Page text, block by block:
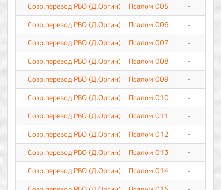
Совр.перевод РБО (Д.Оргин) Псалом 005 -
Совр.перевод РБО (Д.Оргин)
Псалом 006 -
Совр.перевод РБО (Д.Оргин)
Псалом 007 -
Совр.перевод РБО (Д.Оргин)
Псалом 008 -
Совр.перевод РБО (Д.Оргин)
Псалом 009 -
Совр.перевод РБО (Д.Оргин)
Псалом 010 -
Совр.перевод РБО (Д.Оргин)
Псалом 011 -
Совр.перевод РБО (Д.Оргин)
Псалом 012 -
Совр.перевод РБО (Д.Оргин)
Псалом 013 -
Совр.перевод РБО (Д.Оргин)
Псалом 014 -